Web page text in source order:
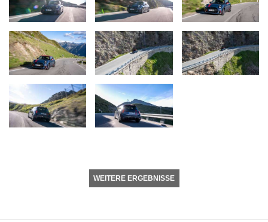
WEITERE ERGEBNISSE